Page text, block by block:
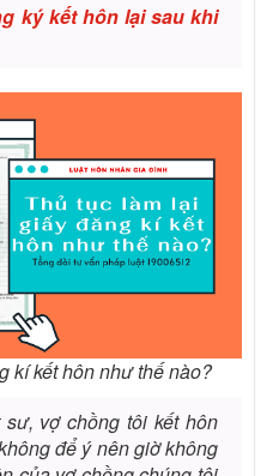
ký kết hôn lại sau khi
kí kết hôn như thế nào?
vợ chồng tôi kết hôn
để ý nên giờ không